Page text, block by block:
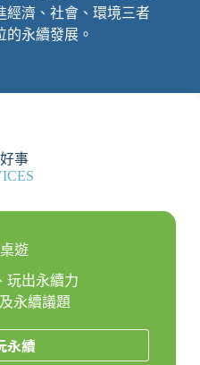
經濟、社會、環境三者
的永續發展。
事
遊
玩出永續力
永續議題
永續